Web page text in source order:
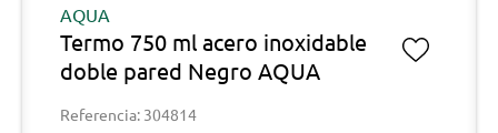
AQUA
Termo 750 ml acero inoxidable
doble pared Negro AQUA
Referencia: 304814